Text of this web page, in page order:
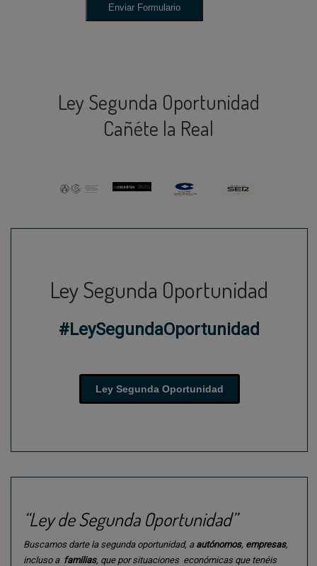
Ley Segunda Oportunidad
Cañéte la Real
Ley Segunda Oportunidad
#LeySegundaOportunidad
Ley Segunda Oportunidad
“Ley de Segunda Oportunidad”
Buscamos darte la segunda oportunidad, a autónomos, empresas,
incluso a familias, que por situaciones económicas que tenéis